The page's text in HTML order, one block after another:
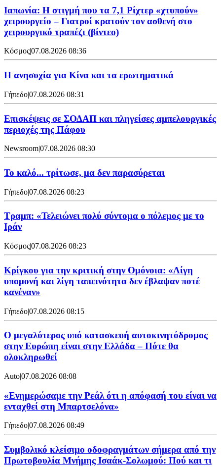
Ιαπωνία: Η στιγμή που τα 7,1 Ρίχτερ «χτυπούν»
χειρουργείο – Γιατροί κρατούν τον ασθενή στο
χειρουργικό τραπέζι (βίντεο)
Κόσμος|07.08.2026 08:36
Η ανησυχία για Κίνα και τα ερωτηματικά
Γήπεδο|07.08.2026 08:31
Επισκέψεις σε ΣΟΔΑΠ και πληγείσες αμπελουργικές
περιοχές της Πάφου
Newsroom|07.08.2026 08:30
Το καλό... τρίτωσε, μα δεν παρασύρεται
Γήπεδο|07.08.2026 08:23
Τραμπ: «Τελειώνει πολύ σύντομα ο πόλεμος με το
Ιράν
Κόσμος|07.08.2026 08:23
Κρίγκου για την κριτική στην Ομόνοια: «Λίγη
υπομονή και λίγη ταπεινότητα δεν έβλαψαν ποτέ
κανέναν»
Γήπεδο|07.08.2026 08:15
Ο μεγαλύτερος υπό κατασκευή αυτοκινητόδρομος
στην Ευρώπη είναι στην Ελλάδα – Πότε θα
ολοκληρωθεί
Auto|07.08.2026 08:08
«Ενημερώσαμε την Ρεάλ ότι η απόφασή του είναι να
ενταχθεί στη Μπαρτσελόνα»
Γήπεδο|07.08.2026 08:49
Συμβολικό κλείσιμο οδοφραγμάτων σήμερα από την
Πρωτοβουλία Μνήμης Ισαάκ-Σολωμού: Πού και τι